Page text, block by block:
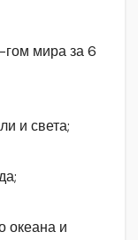
гом мира за 6
и света;
океана и